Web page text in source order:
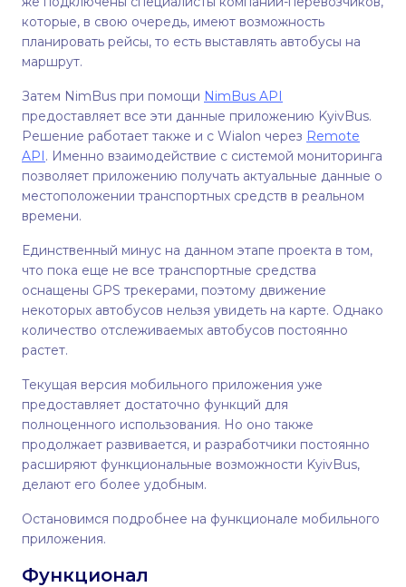
которые, в свою очередь, имеют возможность
планировать рейсы, то есть выставлять автобусы на
маршрут.
Затем NimBus при помощи NimBus API
предоставляет все эти данные приложению KyivBus.
Решение работает также и с Wialon через Remote
API. Именно взаимодействие с системой мониторинга
позволяет приложению получать актуальные данные о
местоположении транспортных средств в реальном
времени.
Единственный минус на данном этапе проекта в том,
что пока еще не все транспортные средства
оснащены GPS трекерами, поэтому движение
некоторых автобусов нельзя увидеть на карте. Однако
количество отслеживаемых автобусов постоянно
растет.
Текущая версия мобильного приложения уже
предоставляет достаточно функций для
полноценного использования. Но оно также
продолжает развивается, и разработчики постоянно
расширяют функциональные возможности KyivBus,
делают его более удобным.
Остановимся подробнее на функционале мобильного
приложения.
Функционал